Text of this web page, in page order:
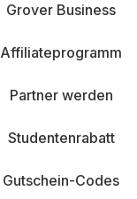
Grover Business
Affiliateprogramm
Partner werden
Studentenrabatt
Gutschein-Codes